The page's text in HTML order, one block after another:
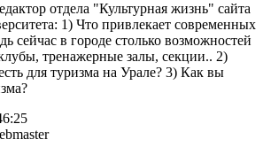
отдела "Культурная жизнь" сайта
1) Что привлекает современных
сейчас в городе столько возможностей
тренажерные залы, секции.. 2)
для туризма на Урале? 3) Как вы